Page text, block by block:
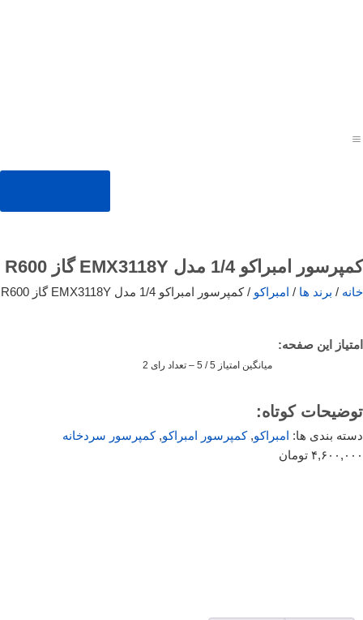
کمپرسور امبراکو 1/4 مدل EMX3118Y گاز R600
خانه / برند ها / امبراکو / کمپرسور امبراکو 1/4 مدل EMX3118Y گاز R600
امتیاز این صفحه:
میانگین امتیاز 5 / 5 – تعداد رای 2
توضیحات کوتاه:
دسته بندی ها: امبراکو,کمپرسور امبراکو,‌کمپرسور سردخانه
۴,۶۰۰,۰۰۰ تومان